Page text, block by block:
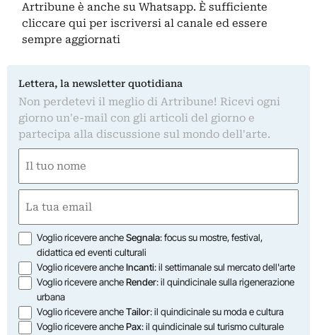
Artribune è anche su Whatsapp. È sufficiente
cliccare qui per iscriversi al canale ed essere
sempre aggiornati
Lettera, la newsletter quotidiana
Non perdetevi il meglio di Artribune! Ricevi ogni
giorno un'e-mail con gli articoli del giorno e
partecipa alla discussione sul mondo dell'arte.
(Required)
First
(Required)
Opzioni
Voglio ricevere ancheSegnala: focus su mostre, festival,
didattica ed eventi culturali
Voglio ricevere ancheIncanti: il settimanale sul mercato dell'arte
Voglio ricevere ancheRender: il quindicinale sulla rigenerazione
urbana
Voglio ricevere ancheTailor: il quindicinale su moda e cultura
Voglio ricevere anchePax: il quindicinale sul turismo culturale